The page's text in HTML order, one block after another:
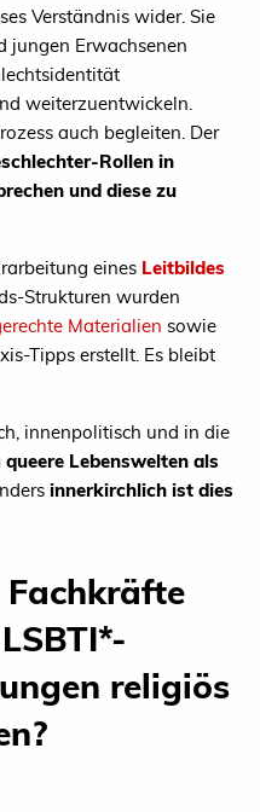
Verständnis wider. Sie
jungen Erwachsenen
weiterzuentwickeln.
auch begleiten. Der
Rollen in
und diese zu
eines Leitbildes
Strukturen wurden
Materialien sowie
Tipps erstellt. Es bleibt
innenpolitisch und in die
queere Lebenswelten als
innerkirchlich ist dies
religiös